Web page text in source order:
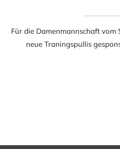
Für die Damenmannschaft
neue Traningspullis